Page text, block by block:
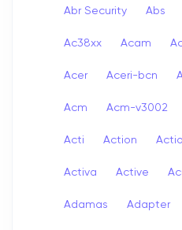
Abr Security Abs
Ac38xx Acam
Acer Aceri-bcn
Acm Acm-v3002
Acti Action
Activa Active
Adamas Adapter